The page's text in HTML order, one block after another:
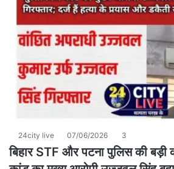
24city live 07/06/2026 3
बिहार STF और पटना पुलिस की बड़ी